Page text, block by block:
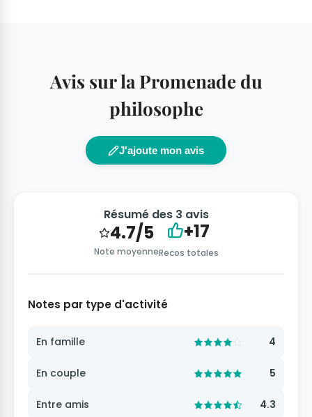
Avis sur la Promenade du
philosophe
J'ajoute mon avis
Résumé des 3 avis
4.7/5
Note moyenne
+17
Recos totales
Notes par type d'activité
En famille 4
En couple 5
Entre amis 4.3